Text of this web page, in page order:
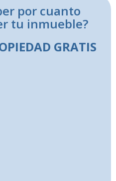
por cuanto
tu inmueble?
GRATIS